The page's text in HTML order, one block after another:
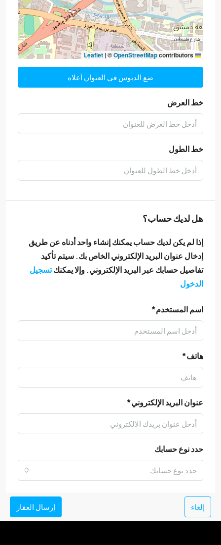
|©OpenStreetMapcontributors
ضع الدبوس في العنوان أعلاه
خط العرض
خط الطول
هل لديك حساب؟
إذا لم يكن لديك حساب يمكنك إنشاء واحد أدناه عن طريق
إدخال عنوان البريد الإلكتروني الخاص بك. سيتم تأكيد
تفاصيل حسابك عبر البريد الإلكتروني. وإلا يمكنكتسجيل
الدخول
اسم المستخدم*
هاتف*
عنوان البريد الإلكتروني*
حدد نوع حسابك
حدد نوع حسابك
إلغاء إرسال العقار